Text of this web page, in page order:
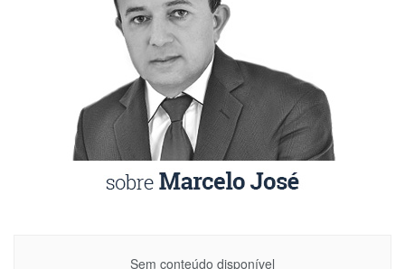
Sem conteúdo disponível